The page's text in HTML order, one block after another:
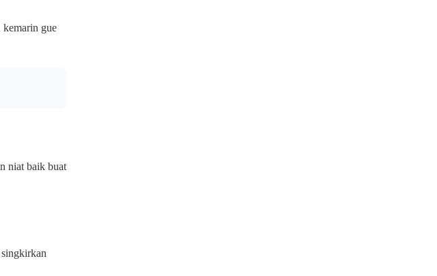
kemarin gue
niat baik buat